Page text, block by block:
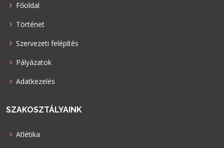
Főoldal
Történet
Szervezeti felépítés
Pályázatok
Adatkezelés
SZAKOSZTÁLYAINK
Atlétika